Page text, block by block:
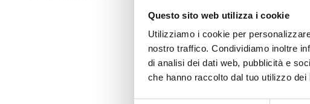
Questo sito web utilizza i cookie
Utilizziamo i cookie per
nostro traffico. Condividiamo inoltre
di analisi dei dati web, pubblicità e
che hanno raccolto dal tuo utilizzo dei